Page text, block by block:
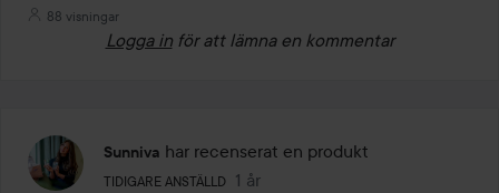
88 visningar
Logga in för att lämna en kommentar
Sunniva har recenserat en produkt
TIDIGARE ANSTÄLLD
Användarens roll: Tidigare anställd.
1 år
Inlägget skapades 1 år